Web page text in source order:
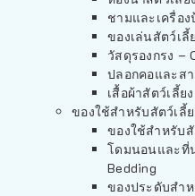
ชามและเครื่อ
ของเล่นสัตว์เลี้
วัสดุรองกรง –
ปลอกคอและส
เสื้อผ้าสัตว์เลี้
ของใช้สำหรับสัตว์เลี้
ของใช้สำหรับสั
โดมนอนและที่
Bedding
ของประดับสำ